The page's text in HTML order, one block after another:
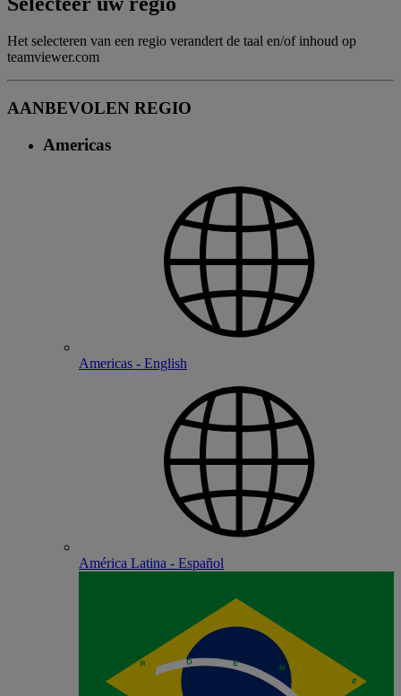
Het selecteren van een regio verandert de taal en/of inhoud op
teamviewer.com
AANBEVOLEN REGIO
Americas
Americas - English
América Latina - Español